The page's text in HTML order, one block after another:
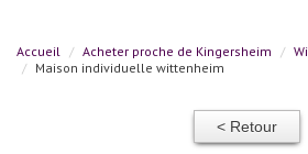
Accueil Acheter proche de Kingersheim
Maison individuelle wittenheim
< Retour